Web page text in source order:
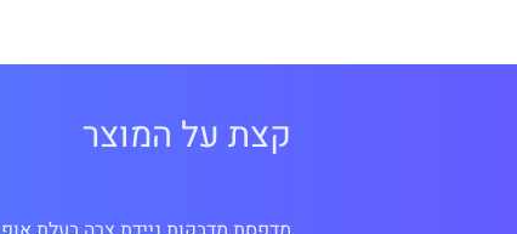
קצת על המוצר